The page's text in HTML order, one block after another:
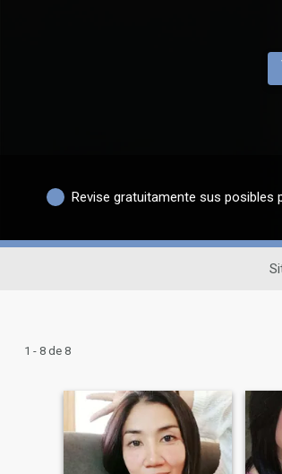
Revise gratuitamente sus posibles
1 - 8 de 8